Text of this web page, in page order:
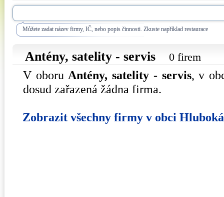
Můžete zadat název firmy, IČ, nebo popis činnosti. Zkuste například restaurace
Antény, satelity - servis 0 firem
V oboru Antény, satelity - servis, v
dosud zařazená žádna firma.
Zobrazit všechny firmy v obci